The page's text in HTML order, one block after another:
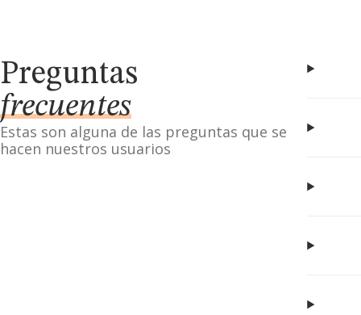
Preguntas
frecuentes
Estas son alguna de las preguntas que se
hacen nuestros usuarios